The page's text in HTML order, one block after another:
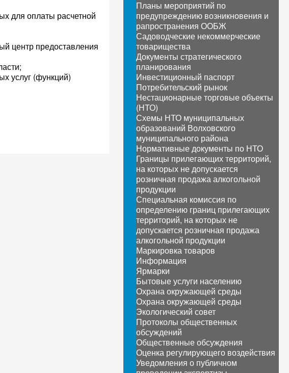
для оплаты расчетной
центр предоставления
услуг (функций)
Планы мероприятий по
предупреждению возникновения и
рапространения ООБЖ
Садоводческие некоммерческие
товарищества
Документы стратегического
планирования
Инвестиционный паспорт
Потребительский рынок
Нестационарные торговые объекты
(НТО)
Схемы НТО муниципальных
образований Волховского
муниципального района
Нормативные документы по НТО
Границы прилегающих территорий,
на которых не допускается
розничная продажа алкогольной
продукции
Специальная комиссия по
определению границ прилегающих
территорий, на которых не
допускается розничная продажа
алкогольной продукции
Маркировка товаров
Информация
Ярмарки
Бытовые услуги населению
Охрана окружающей среды
Охрана окружающей среды
Экологический совет
Протоколы общественных
обсуждений
Общественные обсуждения
Оценка регулирующего воздействия
Уведомления о публичном